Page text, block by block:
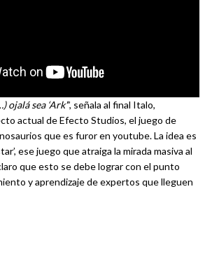
ojalá sea ‘Ark’”, señala al final Italo,
actual de Efecto Studios, el juego de
que es furor en youtube. La idea es
ese juego que atraiga la mirada masiva al
que esto se debe lograr con el punto
y aprendizaje de expertos que lleguen